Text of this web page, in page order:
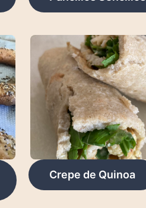
Crepe de Quinoa